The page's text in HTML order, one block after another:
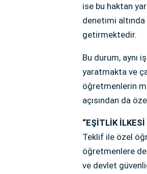
ise bu haktan
denetimi
getirmektedir.
Bu durum, aynı
yaratmakta ve
öğretmenlerin
açısından da
“EŞİTLİK İLKESİ
Teklif ile özel
öğretmenlere
ve devlet